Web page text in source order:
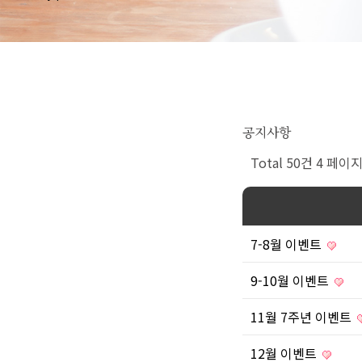
공지사항
Total 50건 4 페이지
7-8월 이벤트
9-10월 이벤트
11월 7주년 이벤트
12월 이벤트